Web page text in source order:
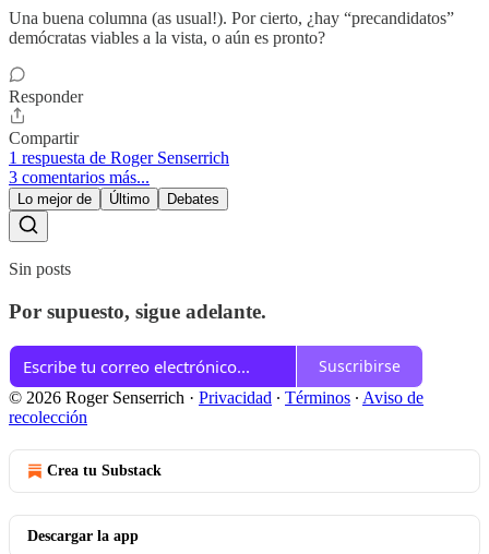
Una buena columna (as usual!). Por cierto, ¿hay “precandidatos”
demócratas viables a la vista, o aún es pronto?
Responder
Compartir
1 respuesta de Roger Senserrich
3 comentarios más...
Lo mejor de Último Debates
Sin posts
Por supuesto, sigue adelante.
Suscribirse
© 2026 Roger Senserrich · Privacidad ∙ Términos ∙ Aviso de
recolección
Crea tu Substack
Descargar la app